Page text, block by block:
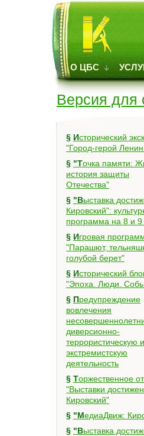
О ЦБС
Версия для
§ Исторический экскурс
"Город-герой
§ "Точка памяти: Живая
история защиты
Отечества"
§ "Выставка достижений:
Кировский":
программа на 8 и 9
§ Игровая программа
"Парашют,
голубой берет"
§ Исторический блокнот
"Эпоха. Люди.
§ Предупреждение
вовлечения
диверсионно-
террористическую и
экстремистскую
деятельность
§ Торжественное открытие
"Выставки
Кировский"
§
"МедиаДвиж:
§ "Выставка достижений: